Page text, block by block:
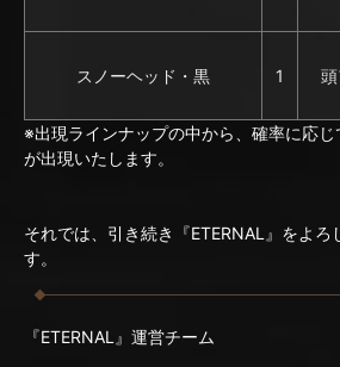
スノーヘッド・黒 1
※出現ラインナップの中から、確率に応
が出現いたします。
それでは、引き続き『ETERNAL』をよろ
す。
『ETERNAL』運営チーム